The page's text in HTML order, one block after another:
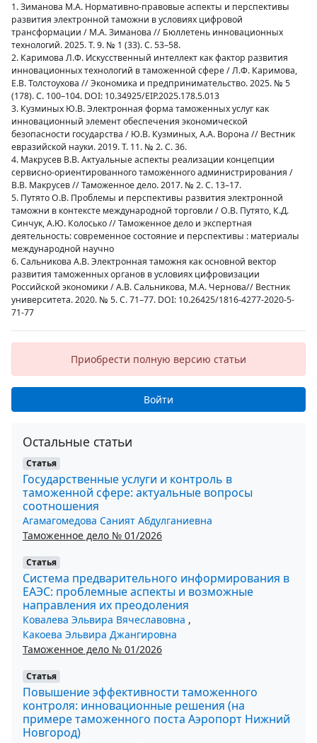
1. Зиманова М.А. Нормативно-правовые аспекты и перспективы
развития электронной таможни в условиях цифровой
трансформации / М.А. Зиманова // Бюллетень инновационных
технологий. 2025. Т. 9. № 1 (33). С. 53–58.
2. Каримова Л.Ф. Искусственный интеллект как фактор развития
инновационных технологий в таможенной сфере / Л.Ф. Каримова,
Е.В. Толстоухова // Экономика и предпринимательство. 2025. № 5
(178). С. 100–104. DOI: 10.34925/EIP.2025.178.5.013
3. Кузминых Ю.В. Электронная форма таможенных услуг как
инновационный элемент обеспечения экономической
безопасности государства / Ю.В. Кузминых, А.А. Ворона // Вестник
евразийской науки. 2019. Т. 11. № 2. С. 36.
4. Макрусев В.В. Актуальные аспекты реализации концепции
сервисно-ориентированного таможенного администрирования /
В.В. Макрусев // Таможенное дело. 2017. № 2. С. 13–17.
5. Путято О.В. Проблемы и перспективы развития электронной
таможни в контексте международной торговли / О.В. Путято, К.Д.
Синчук, А.Ю. Колосько // Таможенное дело и экспертная
деятельность: современное состояние и перспективы : материалы
международной научно
6. Сальникова А.В. Электронная таможня как основной вектор
развития таможенных органов в условиях цифровизации
Российской экономики / А.В. Сальникова, М.А. Чернова// Вестник
университета. 2020. № 5. С. 71–77. DOI: 10.26425/1816-4277-2020-5-
71-77
Приобрести полную версию статьи
Войти
Остальные статьи
Статья
Государственные услуги и контроль в
таможенной сфере: актуальные вопросы
соотношения
Агамагомедова Саният Абдулганиевна
Таможенное дело № 01/2026
Статья
Система предварительного информирования в
ЕАЭС: проблемные аспекты и возможные
направления их преодоления
Ковалева Эльвира Вячеславовна ,
Какоева Эльвира Джангировна
Таможенное дело № 01/2026
Статья
Повышение эффективности таможенного
контроля: инновационные решения (на
примере таможенного поста Аэропорт Нижний
Новгород)